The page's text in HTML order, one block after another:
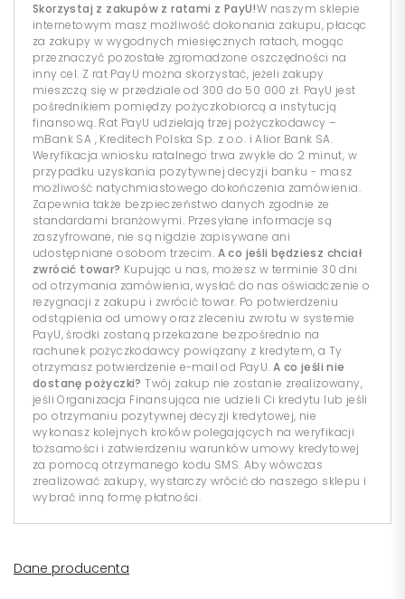
Skorzystaj z zakupów z ratami z PayU!W naszym sklepie
internetowym masz możliwość dokonania zakupu, płacąc
za zakupy w wygodnych miesięcznych ratach, mogąc
przeznaczyć pozostałe zgromadzone oszczędności na
inny cel. Z rat PayU można skorzystać, jeżeli zakupy
mieszczą się w przedziale od 300 do 50 000 zł. PayU jest
pośrednikiem pomiędzy pożyczkobiorcą a instytucją
finansową. Rat PayU udzielają trzej pożyczkodawcy –
mBank SA , Kreditech Polska Sp. z o.o. i Alior Bank SA.
Weryfikacja wniosku ratalnego trwa zwykle do 2 minut, w
przypadku uzyskania pozytywnej decyzji banku - masz
możliwość natychmiastowego dokończenia zamówienia.
Zapewnia także bezpieczeństwo danych zgodnie ze
standardami branżowymi. Przesyłane informacje są
zaszyfrowane, nie są nigdzie zapisywane ani
udostępniane osobom trzecim. A co jeśli będziesz chciał
zwrócić towar? Kupując u nas, możesz w terminie 30 dni
od otrzymania zamówienia, wysłać do nas oświadczenie o
rezygnacji z zakupu i zwrócić towar. Po potwierdzeniu
odstąpienia od umowy oraz zleceniu zwrotu w systemie
PayU, środki zostaną przekazane bezpośrednio na
rachunek pożyczkodawcy powiązany z kredytem, a Ty
otrzymasz potwierdzenie e-mail od PayU. A co jeśli nie
dostanę pożyczki? Twój zakup nie zostanie zrealizowany,
jeśli Organizacja Finansująca nie udzieli Ci kredytu lub jeśli
po otrzymaniu pozytywnej decyzji kredytowej, nie
wykonasz kolejnych kroków polegających na weryfikacji
tożsamości i zatwierdzeniu warunków umowy kredytowej
za pomocą otrzymanego kodu SMS. Aby wówczas
zrealizować zakupy, wystarczy wrócić do naszego sklepu i
wybrać inną formę płatności.
Dane producenta